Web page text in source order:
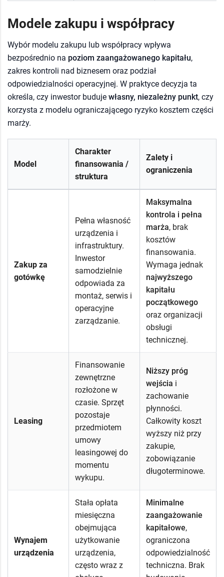
Modele zakupu i współpracy
Wybór modelu zakupu lub współpracy wpływa
bezpośrednio na poziom zaangażowanego kapitału,
zakres kontroli nad biznesem oraz podział
odpowiedzialności operacyjnej. W praktyce decyzja ta
określa, czy inwestor buduje własny, niezależny punkt, czy
korzysta z modelu ograniczającego ryzyko kosztem części
marży.
Model
Charakter
finansowania /
struktura
Zalety i
ograniczenia
Zakup za
gotówkę
Pełna własność
urządzenia i
infrastruktury.
Inwestor
samodzielnie
odpowiada za
montaż, serwis i
operacyjne
zarządzanie.
Maksymalna
kontrola i pełna
marża, brak
kosztów
finansowania.
Wymaga jednak
najwyższego
kapitału
początkowego
oraz organizacji
obsługi
technicznej.
Leasing
Finansowanie
zewnętrzne
rozłożone w
czasie. Sprzęt
pozostaje
przedmiotem
umowy
leasingowej do
momentu
wykupu.
Niższy próg
wejścia i
zachowanie
płynności.
Całkowity koszt
wyższy niż przy
zakupie,
zobowiązanie
długoterminowe.
Wynajem
urządzenia
Stała opłata
miesięczna
obejmująca
użytkowanie
urządzenia,
często wraz z
Minimalne
zaangażowanie
kapitałowe,
ograniczona
odpowiedzialność
techniczna. Brak